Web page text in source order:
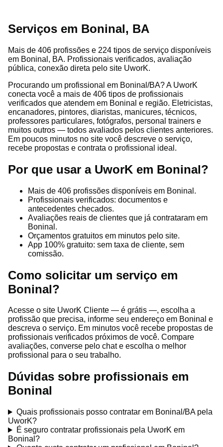
Serviços em Boninal, BA
Mais de 406 profissões e 224 tipos de serviço disponíveis
em Boninal, BA. Profissionais verificados, avaliação
pública, conexão direta pelo site UworK.
Procurando um profissional em Boninal/BA? A UworK
conecta você a mais de 406 tipos de profissionais
verificados que atendem em Boninal e região. Eletricistas,
encanadores, pintores, diaristas, manicures, técnicos,
professores particulares, fotógrafos, personal trainers e
muitos outros — todos avaliados pelos clientes anteriores.
Em poucos minutos no site você descreve o serviço,
recebe propostas e contrata o profissional ideal.
Por que usar a UworK em Boninal?
Mais de 406 profissões disponíveis em Boninal.
Profissionais verificados: documentos e
antecedentes checados.
Avaliações reais de clientes que já contrataram em
Boninal.
Orçamentos gratuitos em minutos pelo site.
App 100% gratuito: sem taxa de cliente, sem
comissão.
Como solicitar um serviço em
Boninal?
Acesse o site UworK Cliente — é grátis —, escolha a
profissão que precisa, informe seu endereço em Boninal e
descreva o serviço. Em minutos você recebe propostas de
profissionais verificados próximos de você. Compare
avaliações, converse pelo chat e escolha o melhor
profissional para o seu trabalho.
Dúvidas sobre profissionais em
Boninal
Quais profissionais posso contratar em Boninal/BA pela
UworK?
É seguro contratar profissionais pela UworK em
Boninal?